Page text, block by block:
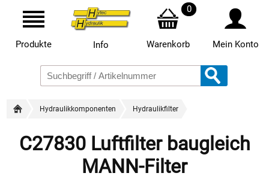
Produkte Info
0
Warenkorb Mein Konto
Hydraulikkomponenten Hydraulikfilter
C27830 Luftfilter baugleich
MANN-Filter